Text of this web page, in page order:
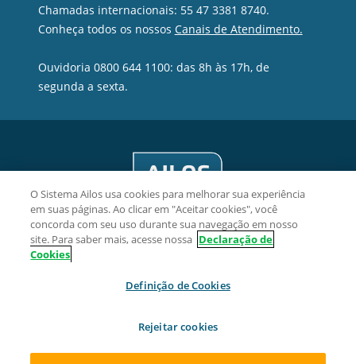
Chamadas internacionais: 55 47 3381 8740.
Conheça todos os nossos Canais de Atendimento.
Ouvidoria 0800 644 1100: das 8h às 17h, de
segunda a sexta.
Crevisc Cooperativa de Crédito - CNPJ 10.143.743/0001-74
2026 Sistema Ailos. Todos os direitos reservados.
O Sistema Ailos usa cookies para melhorar sua experiência
em suas páginas. Ao clicar em "Aceitar cookies", você
concorda com seu uso durante sua navegação em nosso
site. Para saber mais, acesse nossa Declaração de
Cookies
Definição de Cookies
Rejeitar cookies